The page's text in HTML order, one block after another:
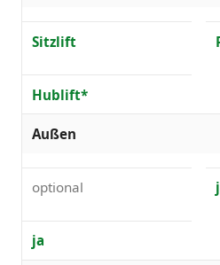
Sitzlift
Hublift*
Außen
optional
ja